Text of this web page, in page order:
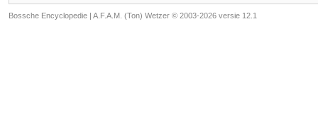
Bossche Encyclopedie | A.F.A.M. (Ton) Wetzer © 2003-2026 versie 12.1